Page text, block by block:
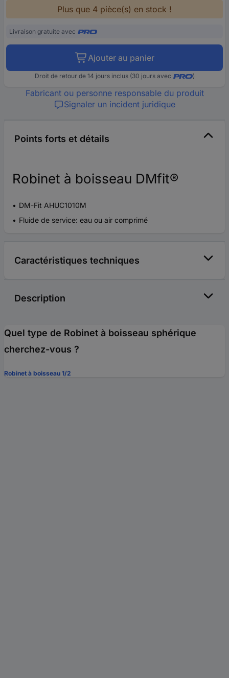
Plus que 4 pièce(s) en stock !
Livraison gratuite avec
Ajouter au panier
Droit de retour de 14 jours inclus (30 jours avec )
Fabricant ou personne responsable du produit
Signaler un incident juridique
Points forts et détails
Robinet à boisseau DMfit®
DM-Fit AHUC1010M
Fluide de service: eau ou air comprimé
Caractéristiques techniques
Description
Quel type de Robinet à boisseau sphérique
cherchez-vous ?
Robinet à boisseau 1/2